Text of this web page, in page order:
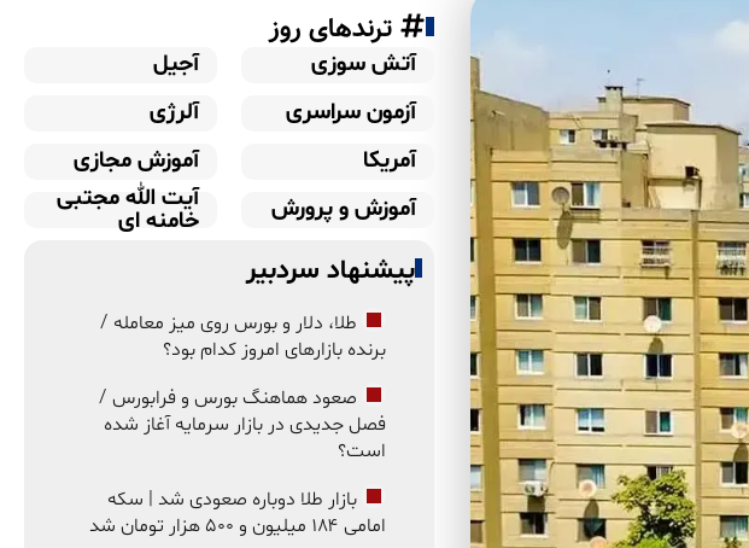
ترندهای روز
آتش سوزی
آجیل
آزمون سراسری
آلرژی
آمریکا
آموزش مجازی
آموزش و پرورش
آیت الله مجتبی
خامنه ای
پیشنهاد سردبیر
طلا، دلار و بورس روی میز معامله /
برنده بازارهای امروز کدام بود؟
صعود هماهنگ بورس و فرابورس /
فصل جدیدی در بازار سرمایه آغاز شده
است؟
بازار طلا دوباره صعودی شد | سکه
امامی ۱۸۴ میلیون و ۵۰۰ هزار تومان شد